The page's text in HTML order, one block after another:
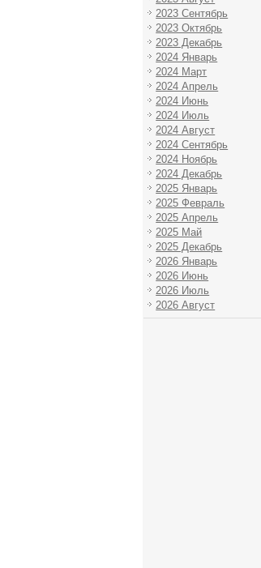
2023 Сентябрь
2023 Октябрь
2023 Декабрь
2024 Январь
2024 Март
2024 Апрель
2024 Июнь
2024 Июль
2024 Август
2024 Сентябрь
2024 Ноябрь
2024 Декабрь
2025 Январь
2025 Февраль
2025 Апрель
2025 Май
2025 Декабрь
2026 Январь
2026 Июнь
2026 Июль
2026 Август